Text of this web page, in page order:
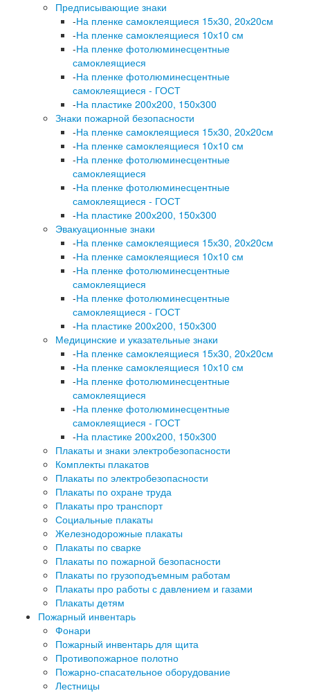
Предписывающие знаки
-На пленке самоклеящиеся 15х30, 20х20см
-На пленке самоклеящиеся 10х10 см
-На пленке фотолюминесцентные
самоклеящиеся
-На пленке фотолюминесцентные
самоклеящиеся - ГОСТ
-На пластике 200х200, 150х300
Знаки пожарной безопасности
-На пленке самоклеящиеся 15х30, 20х20см
-На пленке самоклеящиеся 10х10 см
-На пленке фотолюминесцентные
самоклеящиеся
-На пленке фотолюминесцентные
самоклеящиеся - ГОСТ
-На пластике 200х200, 150х300
Эвакуационные знаки
-На пленке самоклеящиеся 15х30, 20х20см
-На пленке самоклеящиеся 10х10 см
-На пленке фотолюминесцентные
самоклеящиеся
-На пленке фотолюминесцентные
самоклеящиеся - ГОСТ
-На пластике 200х200, 150х300
Медицинские и указательные знаки
-На пленке самоклеящиеся 15х30, 20х20см
-На пленке самоклеящиеся 10х10 см
-На пленке фотолюминесцентные
самоклеящиеся
-На пленке фотолюминесцентные
самоклеящиеся - ГОСТ
-На пластике 200х200, 150х300
Плакаты и знаки электробезопасности
Комплекты плакатов
Плакаты по электробезопасности
Плакаты по охране труда
Плакаты про транспорт
Социальные плакаты
Железнодорожные плакаты
Плакаты по сварке
Плакаты по пожарной безопасности
Плакаты по грузоподъемным работам
Плакаты про работы с давлением и газами
Плакаты детям
Пожарный инвентарь
Фонари
Пожарный инвентарь для щита
Противопожарное полотно
Пожарно-спасательное оборудование
Лестницы